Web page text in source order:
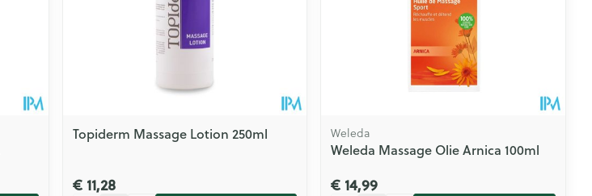
Topiderm Massage Lotion 250ml
€ 11,28
Weleda
Weleda Massage Olie Arnica 100ml
€ 14,99